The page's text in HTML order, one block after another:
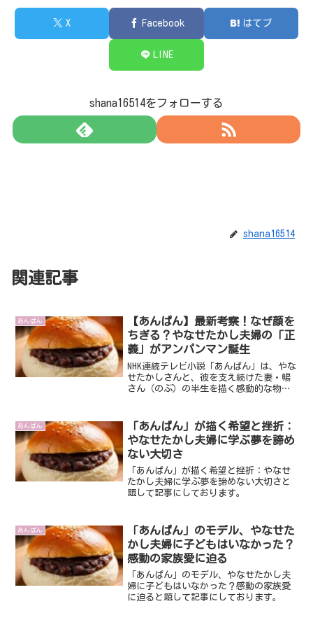
X Facebook はてブ
LINE
shana16514をフォローする
shana16514
関連記事
あんぱん
【あんぱん】最新考察！なぜ顔を
ちぎる？やなせたかし夫婦の「正
義」がアンパンマン誕生
NHK連続テレビ小説「あんぱん」は、やな
せたかしさんと、彼を支え続けた妻・暢
さん（のぶ）の半生を描く感動的な物語
パンマン」がどのようにして生まれたの
か、その原点にあるや...
あんぱん
「あんぱん」が描く希望と挫折：
やなせたかし夫婦に学ぶ夢を諦め
ない大切さ
「あんぱん」が描く希望と挫折：やなせ
たかし夫婦に学ぶ夢を諦めない大切さと
題して記事にしております。
あんぱん
「あんぱん」のモデル、やなせた
かし夫婦に子どもはいなかった？
感動の家族愛に迫る
「あんぱん」のモデル、やなせたかし夫
婦に子どもはいなかった？感動の家族愛
に迫ると題して記事にしております。